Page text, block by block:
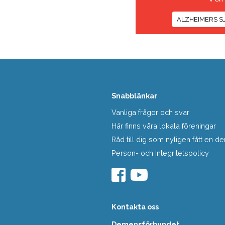
ALZHEIMERS
Snabblänkar
Vanliga frågor och svar
Här finns våra lokala föreningar
Råd till dig som nyligen fått en
Person- och Integritetspolicy
Kontakta oss